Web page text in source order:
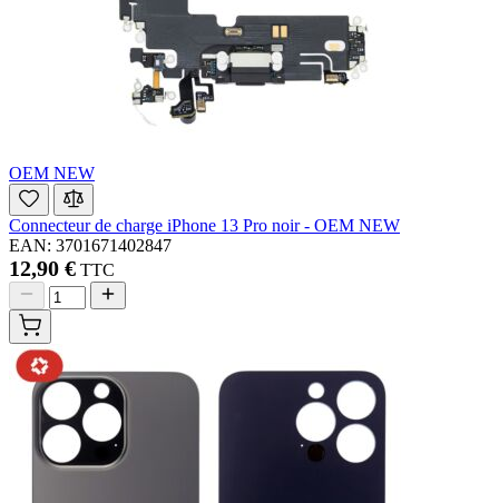
OEM NEW
Connecteur de charge iPhone 13 Pro noir - OEM NEW
EAN: 3701671402847
12,90 € TTC